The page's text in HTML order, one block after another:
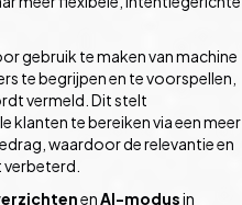
gebruik te maken van machine
te begrijpen en te voorspellen,
vermeld. Dit stelt
klanten te bereiken via een meer
waardoor de relevantie en
enAI-modusin